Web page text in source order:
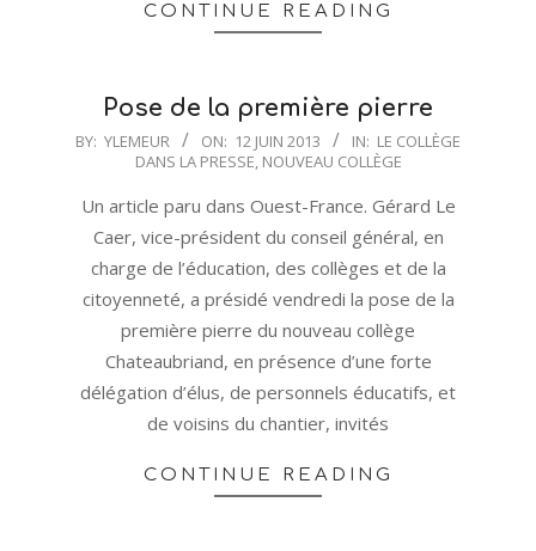
CONTINUE READING
Pose de la première pierre
2013-
12
BY: YLEMEUR ON: 12 JUIN 2013 IN: LE COLLÈGE
DANS LA PRESSE, NOUVEAU COLLÈGE
Un article paru dans Ouest-France. Gérard Le
Caer, vice-président du conseil général, en
charge de l’éducation, des collèges et de la
citoyenneté, a présidé vendredi la pose de la
première pierre du nouveau collège
Chateaubriand, en présence d’une forte
délégation d’élus, de personnels éducatifs, et
de voisins du chantier, invités
CONTINUE READING